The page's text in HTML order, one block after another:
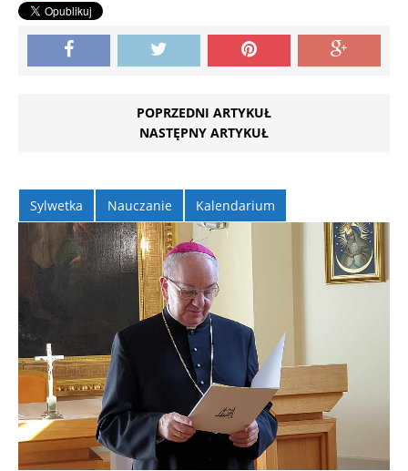
POPRZEDNI ARTYKUŁ
NASTĘPNY ARTYKUŁ
Sylwetka Nauczanie Kalendarium